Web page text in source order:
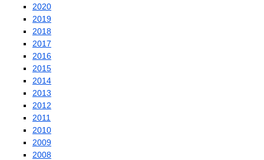
2020
2019
2018
2017
2016
2015
2014
2013
2012
2011
2010
2009
2008